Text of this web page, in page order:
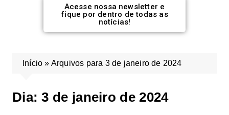
Acesse nossa newsletter e
fique por dentro de todas as
notícias!
Início » Arquivos para 3 de janeiro de 2024
Dia:3 de janeiro de 2024